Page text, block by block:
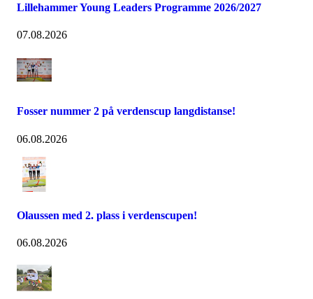
Lillehammer Young Leaders Programme 2026/2027
07.08.2026
Fosser nummer 2 på verdenscup langdistanse!
06.08.2026
Olaussen med 2. plass i verdenscupen!
06.08.2026